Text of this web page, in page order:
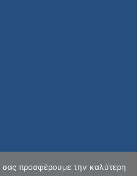
σας προσφέρουμε την καλύτερη